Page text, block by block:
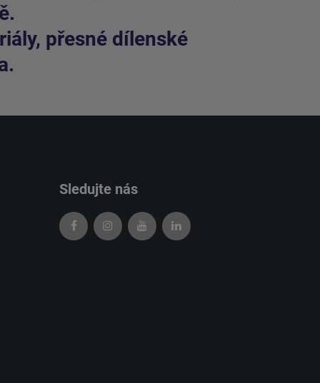
přesné dílenské
Sledujte nás